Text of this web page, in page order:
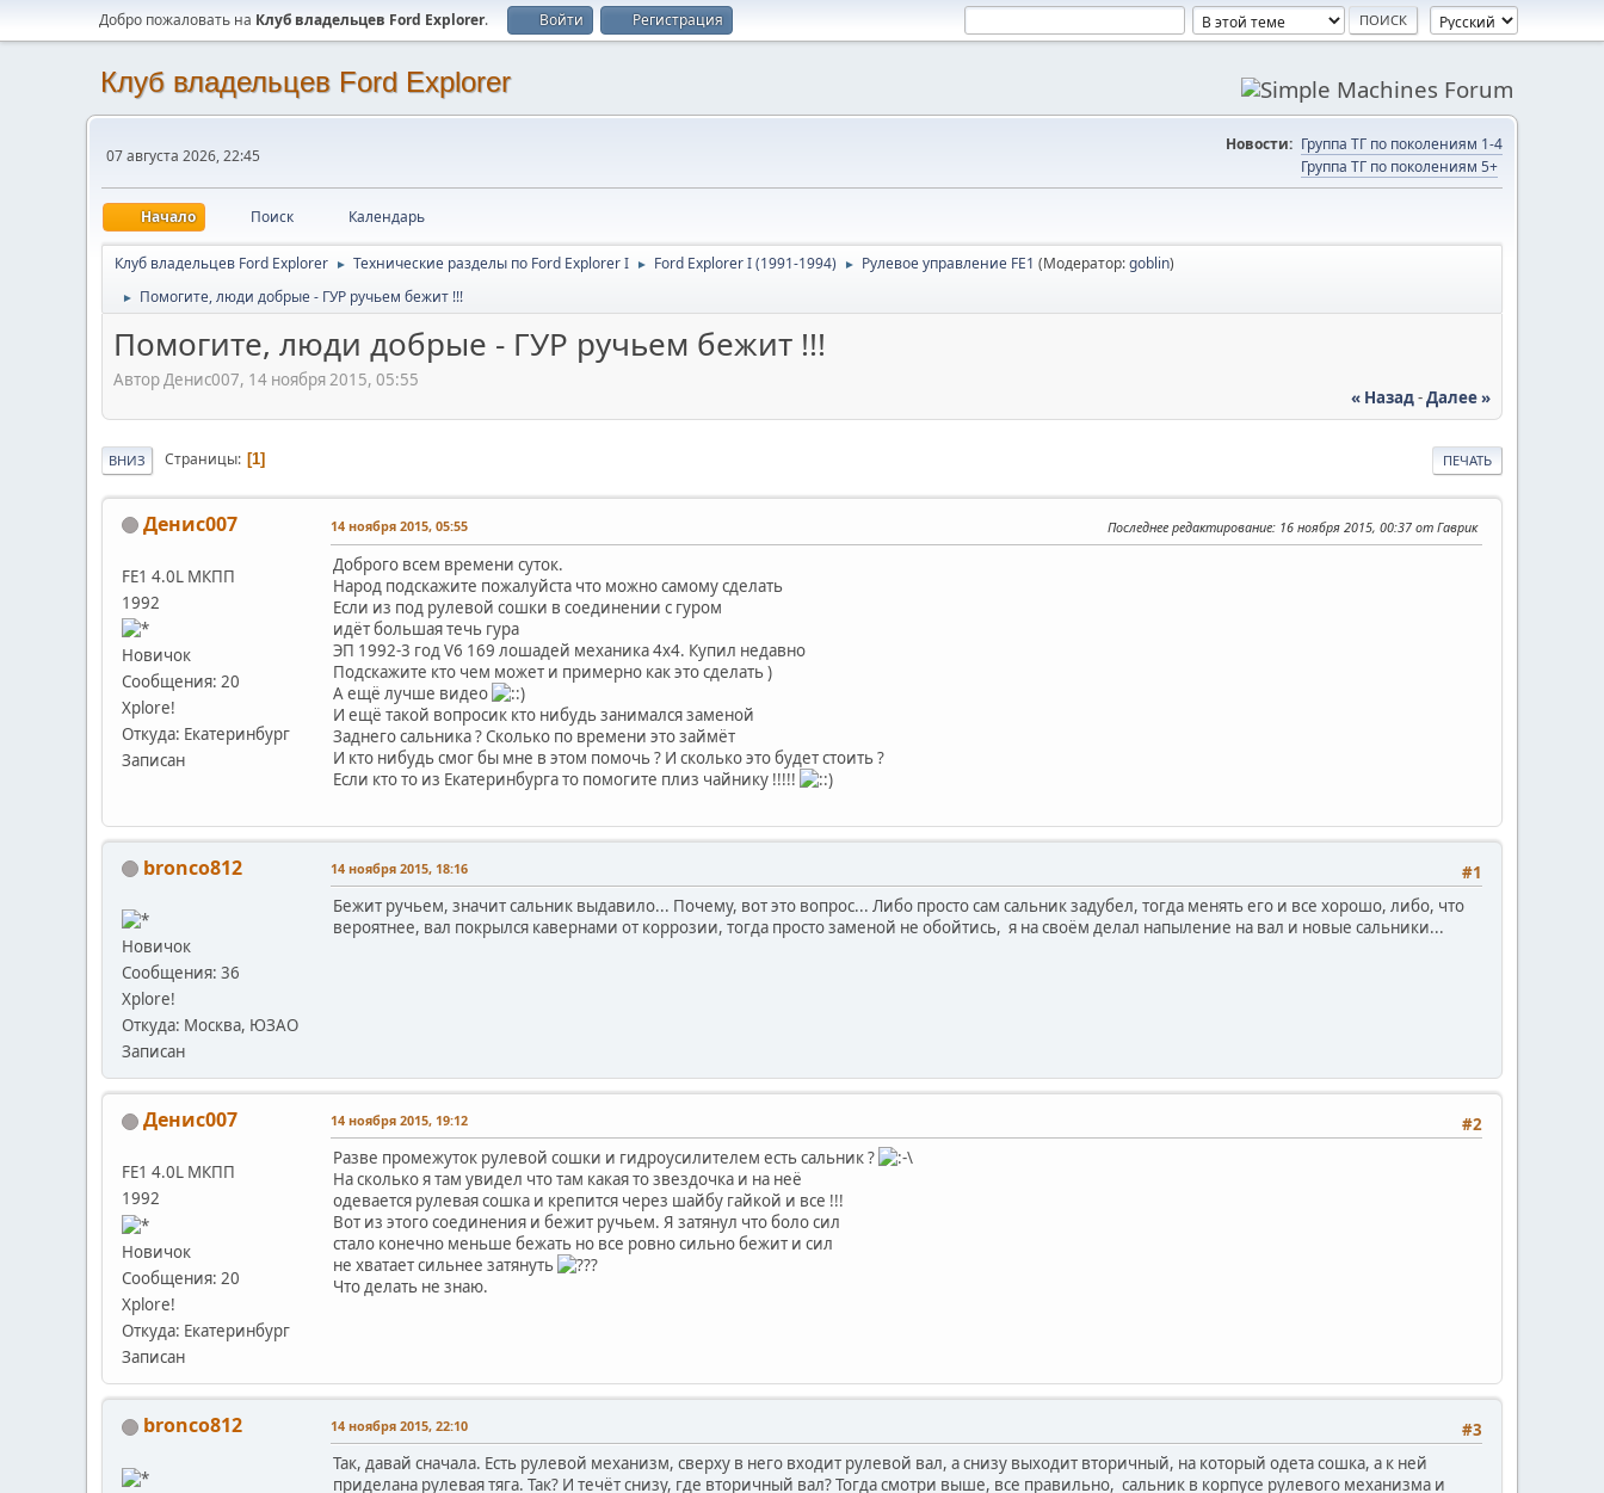
Добро пожаловать на Клуб владельцев Ford Explorer. Войти Регистрация
Клуб владельцев Ford Explorer
07 августа 2026, 22:45
Новости: Группа ТГ по поколениям 1-4
Группа ТГ по поколениям 5+
Начало Поиск Календарь
Клуб владельцев Ford Explorer ► Технические разделы по Ford Explorer I ► Ford Explorer I (1991-1994) ► Рулевое управление FE1 (Модератор:goblin)
► Помогите, люди добрые - ГУР ручьем бежит !!!
Помогите, люди добрые - ГУР ручьем бежит !!!
Автор Денис007, 14 ноября 2015, 05:55
« Назад-Далее »
ПЕЧАТЬ
ВНИЗ Страницы 1
Денис007
FE1 4.0L МКПП
1992
Новичок
Сообщения: 20
Xplore!
Откуда: Екатеринбург
Записан
14 ноября 2015, 05:55 Последнее редактирование: 16 ноября 2015, 00:37 от Гаврик
Доброго всем времени суток.
Народ подскажите пожалуйста что можно самому сделать
Если из под рулевой сошки в соединении с гуром
идёт большая течь гура
ЭП 1992-3 год V6 169 лошадей механика 4x4. Купил недавно
Подскажите кто чем может и примерно как это сделать )
А ещё лучше видео
И ещё такой вопросик кто нибудь занимался заменой
Заднего сальника ? Сколько по времени это займёт
И кто нибудь смог бы мне в этом помочь ? И сколько это будет стоить ?
Если кто то из Екатеринбурга то помогите плиз чайнику !!!!!
bronco812
Новичок
Сообщения: 36
Xplore!
Откуда: Москва, ЮЗАО
Записан
#1
14 ноября 2015, 18:16
Бежит ручьем, значит сальник выдавило... Почему, вот это вопрос... Либо просто сам сальник задубел, тогда менять его и все хорошо, либо, что
вероятнее, вал покрылся кавернами от коррозии, тогда просто заменой не обойтись, я на своём делал напыление на вал и новые сальники...
Денис007
FE1 4.0L МКПП
1992
Новичок
Сообщения: 20
Xplore!
Откуда: Екатеринбург
Записан
#2
14 ноября 2015, 19:12
Разве промежуток рулевой сошки и гидроусилителем есть сальник ?
На сколько я там увидел что там какая то звездочка и на неё
одевается рулевая сошка и крепится через шайбу гайкой и все !!!
Вот из этого соединения и бежит ручьем. Я затянул что боло сил
стало конечно меньше бежать но все ровно сильно бежит и сил
не хватает сильнее затянуть
Что делать не знаю.
bronco812 #3
14 ноября 2015, 22:10
Так, давай сначала. Есть рулевой механизм, сверху в него входит рулевой вал, а снизу выходит вторичный, на который одета сошка, а к ней
приделана рулевая тяга. Так? И течёт снизу, где вторичный вал? Тогда смотри выше, все правильно, сальник в корпусе рулевого механизма и